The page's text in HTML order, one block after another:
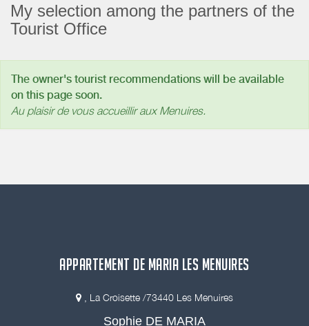
My selection among the partners of the
Tourist Office
The owner's tourist recommendations will be available
on this page soon.
Au plaisir de vous accueillir aux Menuires.
APPARTEMENT DE MARIA LES MENUIRES
, La Croisette /73440 Les Menuires
Sophie DE MARIA